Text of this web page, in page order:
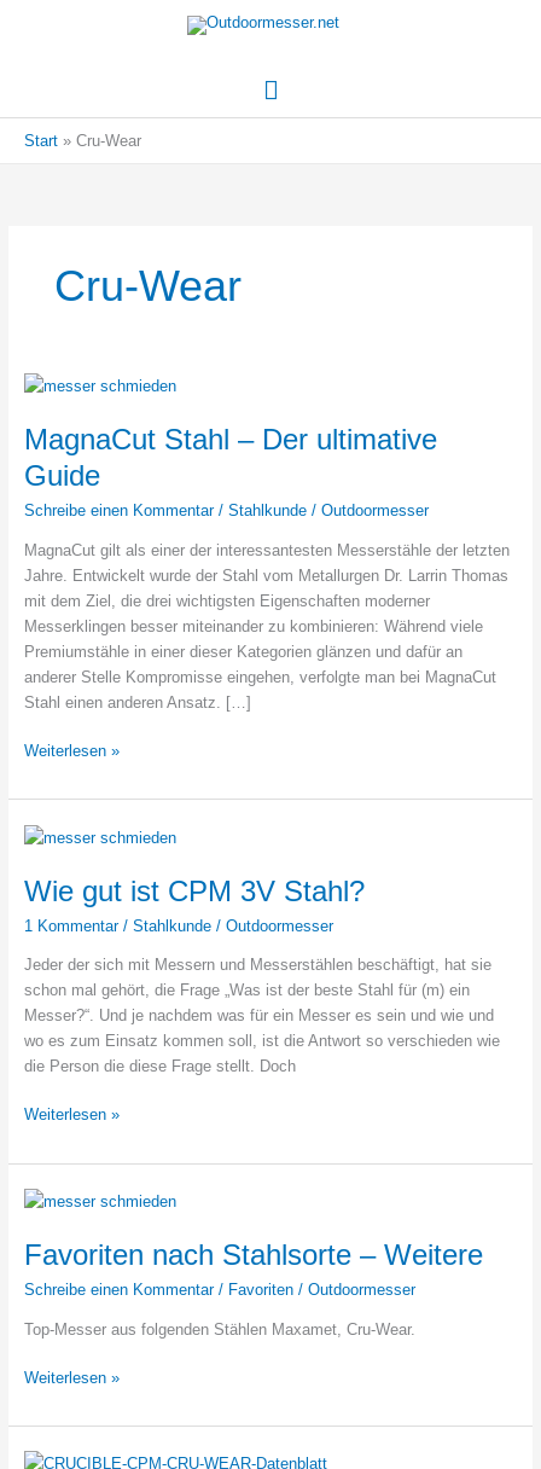
Hauptmenü
Start Cru-Wear
Cru-Wear
MagnaCut Stahl – Der ultimative
Guide
Schreibe einen Kommentar / Stahlkunde/ Outdoormesser
MagnaCut gilt als einer der interessantesten Messerstähle der letzten
Jahre. Entwickelt wurde der Stahl vom Metallurgen Dr. Larrin Thomas
mit dem Ziel, die drei wichtigsten Eigenschaften moderner
Messerklingen besser miteinander zu kombinieren: Während viele
Premiumstähle in einer dieser Kategorien glänzen und dafür an
anderer Stelle Kompromisse eingehen, verfolgte man bei MagnaCut
Stahl einen anderen Ansatz. […]
MagnaCut
–
Der
Guide
Weiterlesen »
Wie gut ist CPM 3V Stahl?
1 Kommentar / Stahlkunde/ Outdoormesser
Jeder der sich mit Messern und Messerstählen beschäftigt, hat sie
schon mal gehört, die Frage „Was ist der beste Stahl für (m) ein
Messer?“. Und je nachdem was für ein Messer es sein und wie und
wo es zum Einsatz kommen soll, ist die Antwort so verschieden wie
die Person die diese Frage stellt. Doch
Wie
ist
CPM
Stahl?
Weiterlesen »
Favoriten nach Stahlsorte – Weitere
Schreibe einen Kommentar / Favoriten/ Outdoormesser
Top-Messer aus folgenden Stählen Maxamet, Cru-Wear.
Favoriten
Stahlsorte
–
Weiterlesen »